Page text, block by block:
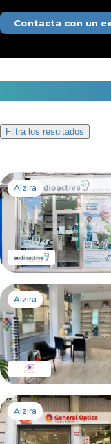
Contacta con un
4 centros
Filtra los resultados
Alzira
Alzira
Alzira